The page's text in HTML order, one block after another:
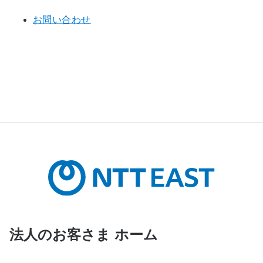
お問い合わせ
法人のお客さま ホーム